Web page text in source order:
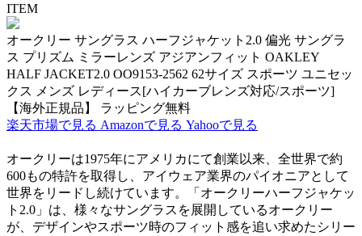
ITEM
オークリー サングラス ハーフジャケット2.0 偏光 サングラ
ス プリズム ミラーレンズ アジアンフィット OAKLEY
HALF JACKET2.0 OO9153-2562 62サイズ スポーツ ユニセッ
クス メンズ レディース[ハイカーブレンズ対応/スポーツ]
【海外正規品】 ラッピング無料
楽天市場で見る Amazonで見る Yahooで見る
オークリーは1975年にアメリカにて創業以来、全世界で約
600もの特許を取得し、アイウェア業界のパイオニアとして
世界をリードし続けています。「オークリーハーフジャケッ
ト2.0」は、様々なサングラスを展開しているオークリー
が、デザインやスポーツ時のフィット感を追い求めたシリー